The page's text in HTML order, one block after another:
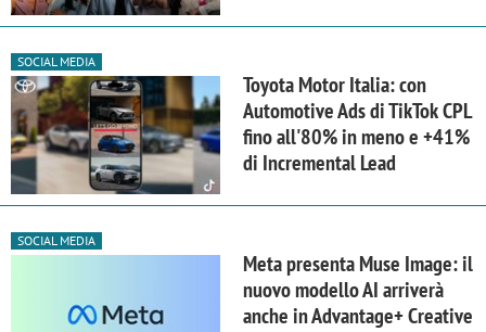
SOCIAL MEDIA
Toyota Motor Italia: con
Automotive Ads di TikTok CPL
fino all'80% in meno e +41%
di Incremental Lead
SOCIAL MEDIA
Meta presenta Muse Image: il
nuovo modello AI arriverà
anche in Advantage+ Creative